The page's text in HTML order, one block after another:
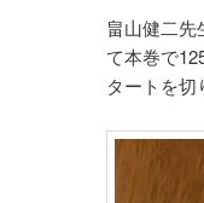
畠山健二
て本巻で
タートを切